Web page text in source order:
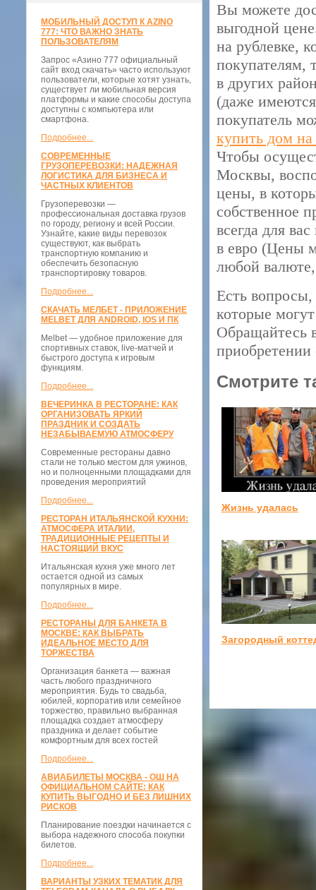
МОБИЛЬНЫЙ ДОСТУП К AZINO
777: ЧТО ВАЖНО ЗНАТЬ
ПОЛЬЗОВАТЕЛЯМ
Запрос «Азино 777 официальный
сайт вход скачать» часто используют
пользователи, которые хотят узнать,
существует ли мобильная версия
платформы и какие способы доступа
доступны с компьютера или
смартфона.
Подробнее...
СОВРЕМЕННЫЕ
ГРУЗОПЕРЕВОЗКИ: НАДЕЖНАЯ
ЛОГИСТИКА ДЛЯ БИЗНЕСА И
ЧАСТНЫХ КЛИЕНТОВ
Грузоперевозки —
профессиональная доставка грузов
по городу, региону и всей России.
Узнайте, какие виды перевозок
существуют, как выбрать
транспортную компанию и
обеспечить безопасную
транспортировку товаров.
Подробнее...
СКАЧАТЬ МЕЛБЕТ - ПРИЛОЖЕНИЕ
MELBET ДЛЯ ANDROID, IOS И ПК
Melbet — удобное приложение для
спортивных ставок, live-матчей и
быстрого доступа к игровым
функциям.
Подробнее...
ВЕЧЕРИНКА В РЕСТОРАНЕ: КАК
ОРГАНИЗОВАТЬ ЯРКИЙ
ПРАЗДНИК И СОЗДАТЬ
НЕЗАБЫВАЕМУЮ АТМОСФЕРУ
Современные рестораны давно
стали не только местом для ужинов,
но и полноценными площадками для
проведения мероприятий
Подробнее...
РЕСТОРАН ИТАЛЬЯНСКОЙ КУХНИ:
АТМОСФЕРА ИТАЛИИ,
ТРАДИЦИОННЫЕ РЕЦЕПТЫ И
НАСТОЯЩИЙ ВКУС
Итальянская кухня уже много лет
остается одной из самых
популярных в мире.
Подробнее...
РЕСТОРАНЫ ДЛЯ БАНКЕТА В
МОСКВЕ: КАК ВЫБРАТЬ
ИДЕАЛЬНОЕ МЕСТО ДЛЯ
ТОРЖЕСТВА
Организация банкета — важная
часть любого праздничного
мероприятия. Будь то свадьба,
юбилей, корпоратив или семейное
торжество, правильно выбранная
площадка создает атмосферу
праздника и делает событие
комфортным для всех гостей
Подробнее...
АВИАБИЛЕТЫ МОСКВА - ОШ НА
ОФИЦИАЛЬНОМ САЙТЕ: КАК
КУПИТЬ ВЫГОДНО И БЕЗ ЛИШНИХ
РИСКОВ
Планирование поездки начинается с
выбора надежного способа покупки
билетов.
Подробнее...
ВАРИАНТЫ УЗКИХ ТЕМАТИК ДЛЯ
Вы можете
выгодной
на рублевке,
покупателям,
в других
(даже
покупатель
купить дом на
Чтобы
Москвы,
цены, в
собственное
всегда для
в евро (Цены
любой
Есть вопросы,
которые
Обращайтесь
Смотрите
Жизнь удалась
Загородный